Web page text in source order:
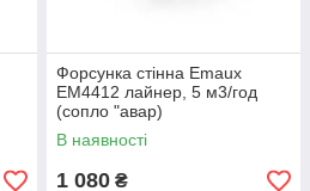
Форсунка стінна Emaux
EM4412 лайнер, 5 м3/год
(сопло "авар)
В наявності
1 080 ₴